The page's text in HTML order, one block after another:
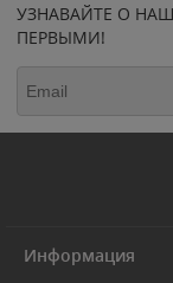
УЗНАВАЙТЕ О
ПЕРВЫМИ!
Информация